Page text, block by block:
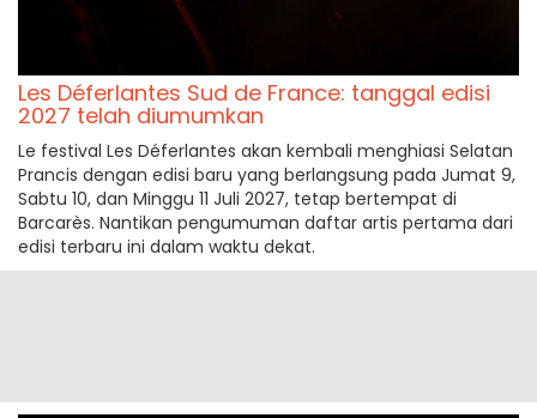
Les Déferlantes Sud de France: tanggal edisi
2027 telah diumumkan
Le festival Les Déferlantes akan kembali menghiasi Selatan
Prancis dengan edisi baru yang berlangsung pada Jumat 9,
Sabtu 10, dan Minggu 11 Juli 2027, tetap bertempat di
Barcarès. Nantikan pengumuman daftar artis pertama dari
edisi terbaru ini dalam waktu dekat.